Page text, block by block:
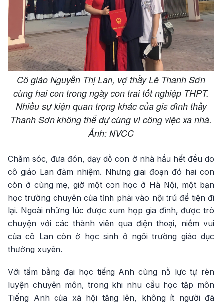
Cô giáo Nguyễn Thị Lan, vợ thầy Lê Thanh Sơn
cùng hai con trong ngày con trai tốt nghiệp THPT.
Nhiều sự kiện quan trọng khác của gia đình thầy
Thanh Sơn không thể dự cùng vì công việc xa nhà.
Ảnh: NVCC
Chăm sóc, đưa đón, dạy dỗ con ở nhà hầu hết đều do
cô giáo Lan đảm nhiệm. Nhưng giai đoạn đó hai con
còn ở cùng mẹ, giờ một con học ở Hà Nội, một bạn
học trường chuyên của tỉnh phải vào nội trú để tiện đi
lại. Ngoài những lúc được xum họp gia đình, được trò
chuyện với các thành viên qua điện thoại, niềm vui
của cô Lan còn ở học sinh ở ngôi trường giáo dục
thường xuyên.
Với tấm bằng đại học tiếng Anh cùng nỗ lực tự rèn
luyện chuyên môn, trong khi nhu cầu học tập môn
Tiếng Anh của xã hội tăng lên, không ít người đã